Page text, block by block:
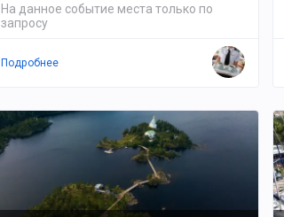
На данное событие места только по
запросу
Подробнее